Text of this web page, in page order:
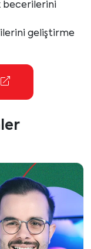
becerilerini
geliştirme